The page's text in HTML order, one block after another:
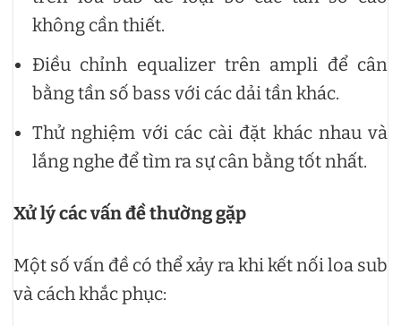
không cần thiết.
Điều chỉnh equalizer trên ampli để cân
bằng tần số bass với các dải tần khác.
Thử nghiệm với các cài đặt khác nhau và
lắng nghe để tìm ra sự cân bằng tốt nhất.
Xử lý các vấn đề thường gặp
Một số vấn đề có thể xảy ra khi kết nối loa sub
và cách khắc phục: